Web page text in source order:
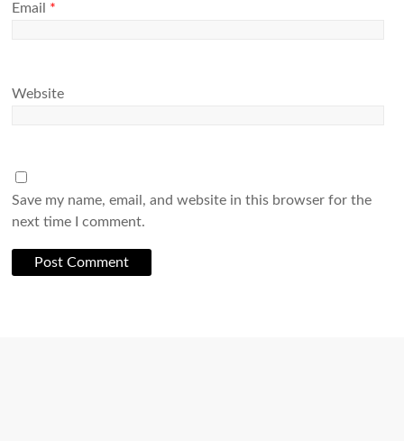
Email *
Website
Save my name, email, and website in this browser for the
next time I comment.